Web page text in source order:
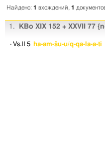
Найдено: 1 вхождений, 1
1. KBo XIX 152 + XXVII
· Vs.II 5 ha-am-šu-u/q-qa-la-a-ti